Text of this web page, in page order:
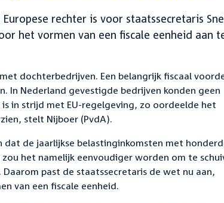
rechter is voor staatssecretaris
het vormen van een fiscale eenheid aan
dochterbedrijven. Een belangrijk fiscaal
In Nederland gevestigde bedrijven konden geen
in strijd met EU-regelgeving, zo oordeelde het
stelt Nijboer (PvdA).
dat de jaarlijkse belastinginkomsten met
het namelijk eenvoudiger worden om te
past de staatssecretaris de wet nu aan,
van een fiscale eenheid.